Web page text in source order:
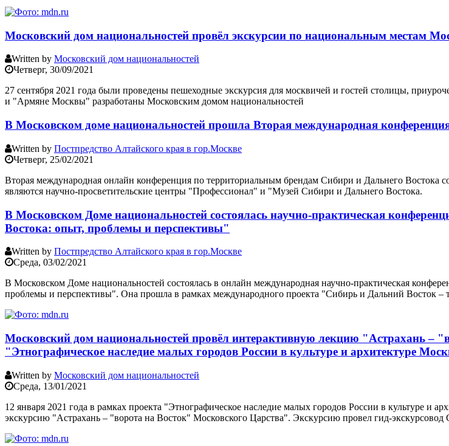
Московский дом национальностей провёл экскурсии по национальным местам
Written by Московский дом национальностей
Четверг, 30/09/2021
27 сентября 2021 года были проведены пешеходные экскурсия для москвичей и гостей столицы,
и "Армяне Москвы" разработаны Московским домом национальностей
В Московском доме национальностей прошла Вторая международная
Written by Постпредство Алтайского края в гор.Москве
Четверг, 25/02/2021
Вторая международная онлайн конференция по территориальным брендам Сибири и Дальнего Востока
являются научно-просветительские центры "Профессионал" и "Музей Сибири и Дальнего Востока.
В Московском Доме национальностей состоялась научно-практическая
Востока: опыт, проблемы и перспективы"
Written by Постпредство Алтайского края в гор.Москве
Среда, 03/02/2021
В Московском Доме национальностей состоялась в онлайн международная научно-практическая
проблемы и перспективы". Она прошла в рамках международного проекта "Сибирь и Дальний Восток –
Московский дом национальностей провёл интерактивную лекцию "Астрахань –
"Этнографическое наследие малых городов России в культуре и архитектуре
Written by Московский дом национальностей
Среда, 13/01/2021
12 января 2021 года в рамках проекта "Этнографическое наследие малых городов России в культуре и
экскурсию "Астрахань – "ворота на Восток" Московского Царства". Экскурсию провел гид-